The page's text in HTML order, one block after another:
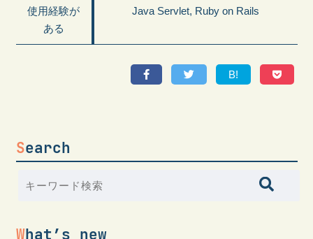
使用経験が
ある
Java Servlet, Ruby on Rails
B!
Search
What’s new